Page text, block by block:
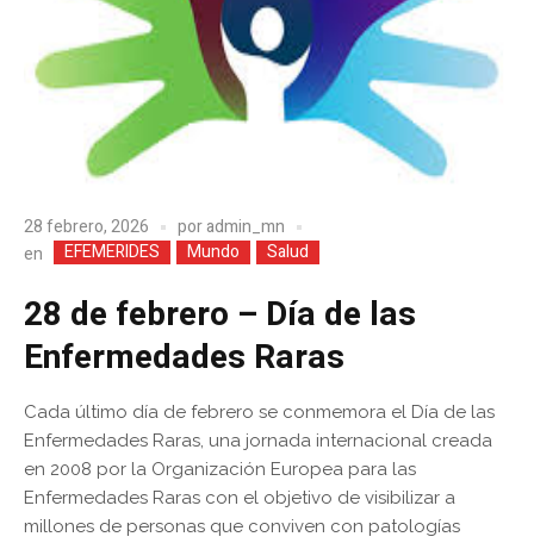
28 febrero, 2026 poradmin_mn
en
EFEMERIDES Mundo Salud
28 de febrero – Día de las
Enfermedades Raras
Cada último día de febrero se conmemora el Día de las
Enfermedades Raras, una jornada internacional creada
en 2008 por la Organización Europea para las
Enfermedades Raras con el objetivo de visibilizar a
millones de personas que conviven con patologías